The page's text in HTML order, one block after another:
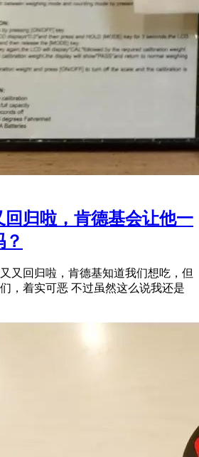
归啦，肯德基会让他一
又回归啦，肯德基知道我们想吃，但
，着实可恶 不过虽然这么说我还是